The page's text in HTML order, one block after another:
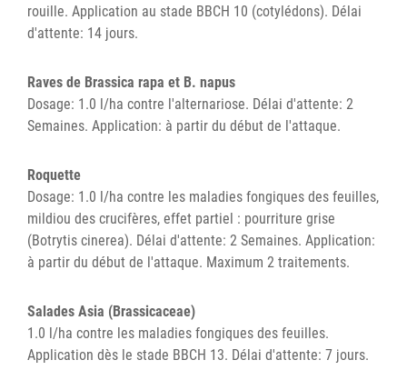
rouille. Application au stade BBCH 10 (cotylédons). Délai
d'attente: 14 jours.
Raves de Brassica rapa et B. napus
Dosage: 1.0 l/ha contre l'alternariose. Délai d'attente: 2
Semaines. Application: à partir du début de l'attaque.
Roquette
Dosage: 1.0 l/ha contre les maladies fongiques des feuilles,
mildiou des crucifères, effet partiel : pourriture grise
(Botrytis cinerea). Délai d'attente: 2 Semaines. Application:
à partir du début de l'attaque. Maximum 2 traitements.
Salades Asia (Brassicaceae)
1.0 l/ha contre les maladies fongiques des feuilles.
Application dès le stade BBCH 13. Délai d'attente: 7 jours.